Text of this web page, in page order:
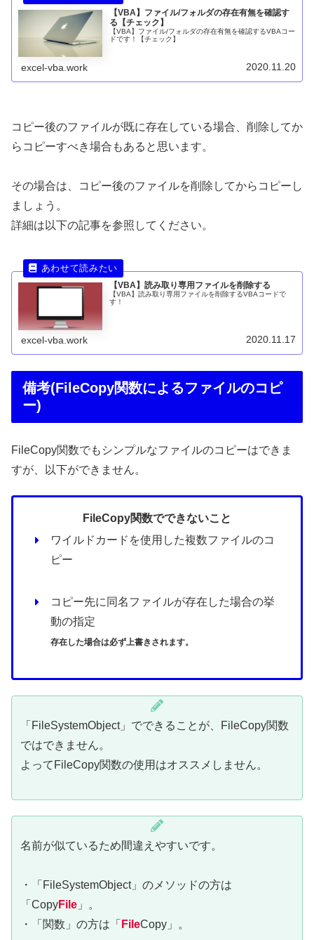
【VBA】ファイル/フォルダの存在有無を確認す
る【チェック】
【VBA】ファイル/フォルダの存在有無を確認するVBAコー
ドです！【チェック】
excel-vba.work 2020.11.20
コピー後のファイルが既に存在している場合、削除してか
らコピーすべき場合もあると思います。
その場合は、コピー後のファイルを削除してからコピーし
ましょう。
詳細は以下の記事を参照してください。
【VBA】読み取り専用ファイルを削除する
【VBA】読み取り専用ファイルを削除するVBAコードで
す！
excel-vba.work 2020.11.17
備考(FileCopy関数によるファイルのコピ
ー)
FileCopy関数でもシンプルなファイルのコピーはできま
すが、以下ができません。
FileCopy関数でできないこと
ワイルドカードを使用した複数ファイルのコ
ピー
コピー先に同名ファイルが存在した場合の挙
動の指定
存在した場合は必ず上書きされます。
「FileSystemObject」でできることが、FileCopy関数
ではできません。
よってFileCopy関数の使用はオススメしません。
名前が似ているため間違えやすいです。
・「FileSystemObject」のメソッドの方は
「CopyFile 」。
・「関数」の方は「 FileCopy」。